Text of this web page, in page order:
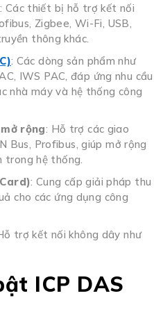
: Các thiết bị hỗ trợ kết nối
Zigbee, Wi-Fi, USB,
thông khác.
: Các dòng sản phẩm như
IWS PAC, đáp ứng nhu cầu
nhà máy và hệ thống công
rộng: Hỗ trợ các giao
Bus, Profibus, giúp mở rộng
trong hệ thống.
: Cung cấp giải pháp thu
cho các ứng dụng công
trợ kết nối không dây như
ICP DAS